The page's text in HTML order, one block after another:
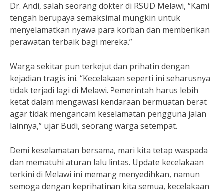
Dr. Andi, salah seorang dokter di RSUD Melawi, “Kami
tengah berupaya semaksimal mungkin untuk
menyelamatkan nyawa para korban dan memberikan
perawatan terbaik bagi mereka.”
Warga sekitar pun terkejut dan prihatin dengan
kejadian tragis ini. “Kecelakaan seperti ini seharusnya
tidak terjadi lagi di Melawi. Pemerintah harus lebih
ketat dalam mengawasi kendaraan bermuatan berat
agar tidak mengancam keselamatan pengguna jalan
lainnya,” ujar Budi, seorang warga setempat.
Demi keselamatan bersama, mari kita tetap waspada
dan mematuhi aturan lalu lintas. Update kecelakaan
terkini di Melawi ini memang menyedihkan, namun
semoga dengan keprihatinan kita semua, kecelakaan